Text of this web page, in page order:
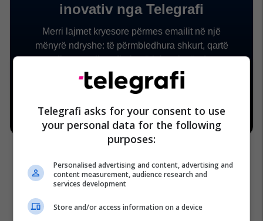
Elvis Presley
Telegrafi asks for your consent to use
your personal data for the following
purposes:
Personalised advertising and content, advertising and
content measurement, audience research and
services development
Store and/or access information on a device